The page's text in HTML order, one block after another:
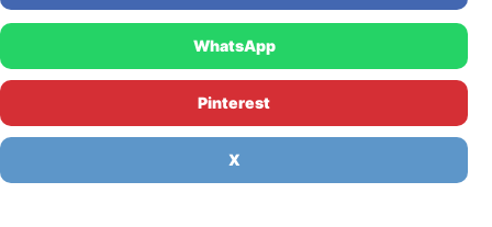
WhatsApp
Pinterest
X